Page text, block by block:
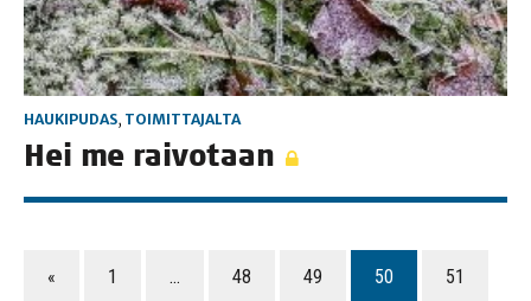
HAUKIPUDAS, TOIMITTAJALTA
Hei me raivotaan
« 1 … 48 49 50 51